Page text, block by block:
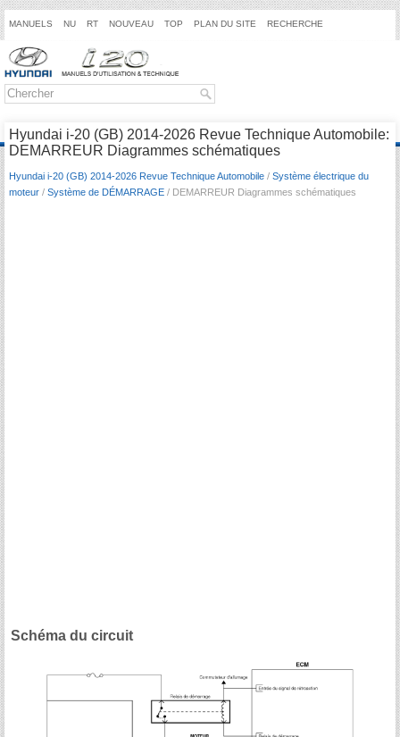
MANUELS NU RT NOUVEAU TOP PLAN DU SITE RECHERCHE
Hyundai i-20 (GB) 2014-2026 Revue Technique Automobile:
DEMARREUR Diagrammes schématiques
Hyundai i-20 (GB) 2014-2026 Revue Technique Automobile / Système électrique du
moteur / Système de DÉMARRAGE / DEMARREUR Diagrammes schématiques
Schéma du circuit